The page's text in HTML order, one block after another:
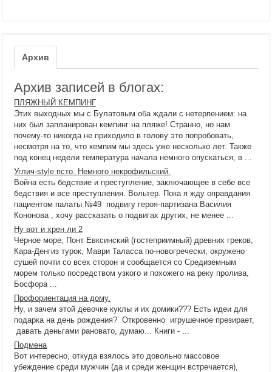
Архив
Архив записей в блогах:
ПЛЯЖНЫЙ КЕМПИНГ
Этих выходных мы с Булатовым оба ждали с нетерпением: на
них был запланирован кемпинг на пляже! Странно, но нам
почему-то никогда не приходило в голову это попробовать,
несмотря на то, что кемпим мы здесь уже несколько лет. Также
под конец недели температура начала немного опускаться, в ...
Углич-style псто. Немного некрофильский.
Война есть бедствие и преступление, заключающее в себе все
бедствия и все преступления. Вольтер. Пока я жду оправдания
пациентом палаты №49 подвигу героя-партизана Василия
Кононова , хочу рассказать о подвигах других, не менее ...
Ну вот и хрен ли 2
Черное море, Понт Евксинский (гостеприимный) древних греков,
Кара-Денгиз турок, Маври Таласса по-новогречески, окружено
сушей почти со всех сторон и сообщается со Средиземным
морем только посредством узкого и похожего на реку пролива,
Босфора ...
Профориентация на дому.
Ну, и зачем этой девочке куклы и их домики??? Есть идеи для
подарка на день рождения? Откровенно игрушечное презирает,
давать деньгами рановато, думаю... Книги - ...
Подмена
Вот интересно, откуда взялось это довольно массовое
убеждение среди мужчин (да и среди женщин встречается),